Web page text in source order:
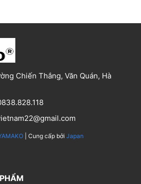
Chiến Thắng, Văn Quán, Hà
| Cung cấp bởi Japan